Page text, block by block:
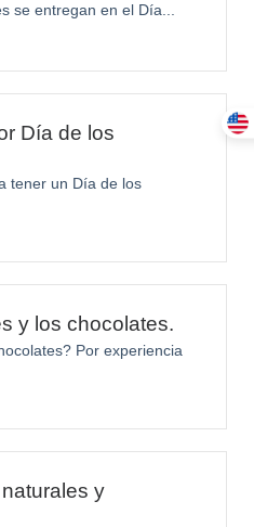
se entregan en el Día...
Día de los
tener un Día de los
y los chocolates.
Por experiencia
y